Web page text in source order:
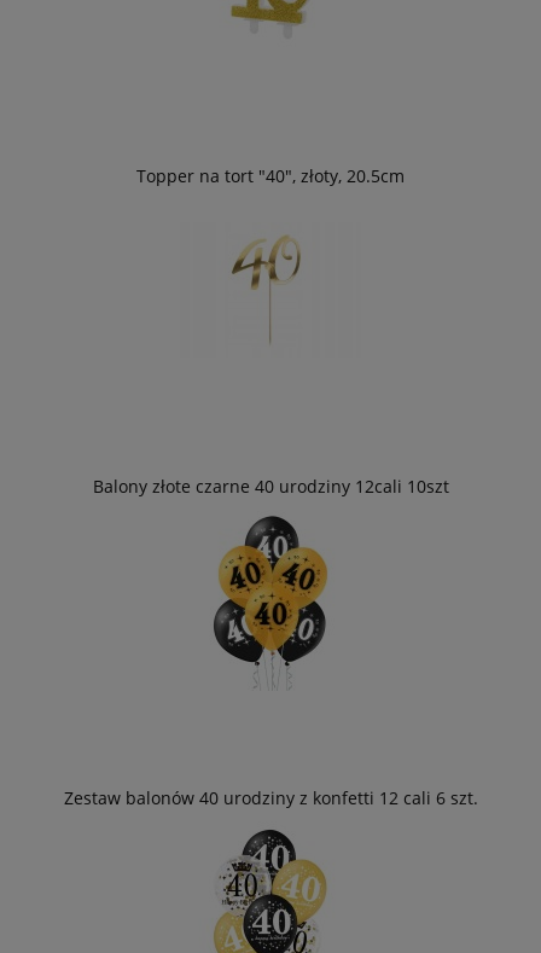
Topper na tort "40", złoty, 20.5cm
Balony złote czarne 40 urodziny 12cali 10szt
Zestaw balonów 40 urodziny z konfetti 12 cali 6 szt.